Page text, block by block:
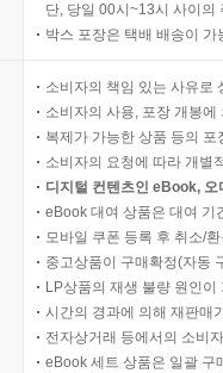
단, 당일 00시~13시 사이의
박스 포장은 택배 배송이
소비자의 책임 있는 사유로
소비자의 사용, 포장 개봉
복제가 가능한 상품 등의
소비자의 요청에 따라 개별
디지털 컨텐츠인 eBook,
eBook 대여 상품은 대여 기
모바일 쿠폰 등록 후 취소/
중고상품이 구매확정(자동
LP상품의 재생 불량 원인
시간의 경과에 의해 재판매
전자상거래 등에서의 소비
eBook 세트 상품은 일괄 구